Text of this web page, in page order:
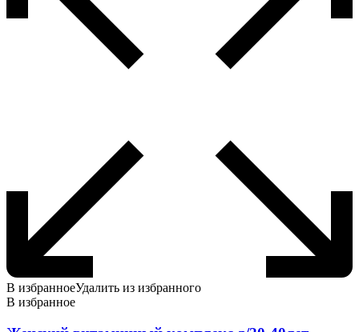
В избранноеУдалить из избранного
В избранное